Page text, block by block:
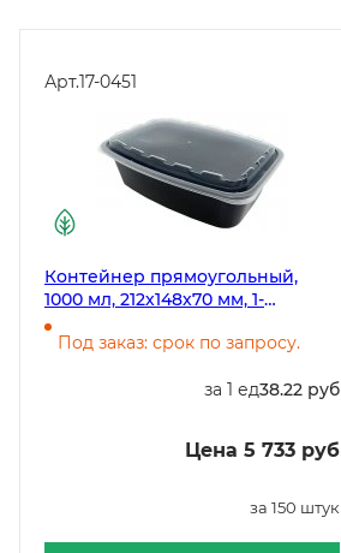
Арт.17-0451
Контейнер прямоугольный,
1000 мл, 212х148х70 мм, 1-
секционный, с крышкой,
черный РР, 150 штук
Под заказ: срок по запросу.
за 1 ед38.22 руб
Цена 5 733 руб
за 150 штук